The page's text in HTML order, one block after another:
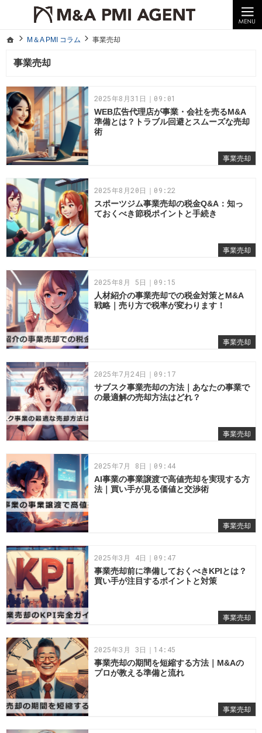
ホームM＆A PMI コラム 事業売却
事業売却
10年以上の経験。企業の経営統合や売却はM＆A PMI AGENTへ。
M＆A PMI コラム｜M＆A・PMI・事業承継のポイントや成功事例をわかりやすくご紹介
事業売却
2025年8月31日｜09:01
WEB広告代理店が事業・会社を売るM&A
準備とは？トラブル回避とスムーズな売却
術
事業売却
2025年8月20日｜09:22
スポーツジム事業売却の税金Q&A：知っ
ておくべき節税ポイントと手続き
事業売却
2025年8月 5日｜09:15
人材紹介の事業売却での税金対策とM&A
戦略｜売り方で税率が変わります！
事業売却
2025年7月24日｜09:17
サブスク事業売却の方法｜あなたの事業で
の最適解の売却方法はどれ？
事業売却
2025年7月 8日｜09:44
AI事業の事業譲渡で高値売却を実現する方
法｜買い手が見る価値と交渉術
事業売却
2025年3月 4日｜09:47
事業売却前に準備しておくべきKPIとは？
買い手が注目するポイントと対策
事業売却
2025年3月 3日｜14:45
事業売却の期間を短縮する方法｜M&Aの
プロが教える準備と流れ
ホームM＆A PMI コラム 事業売却